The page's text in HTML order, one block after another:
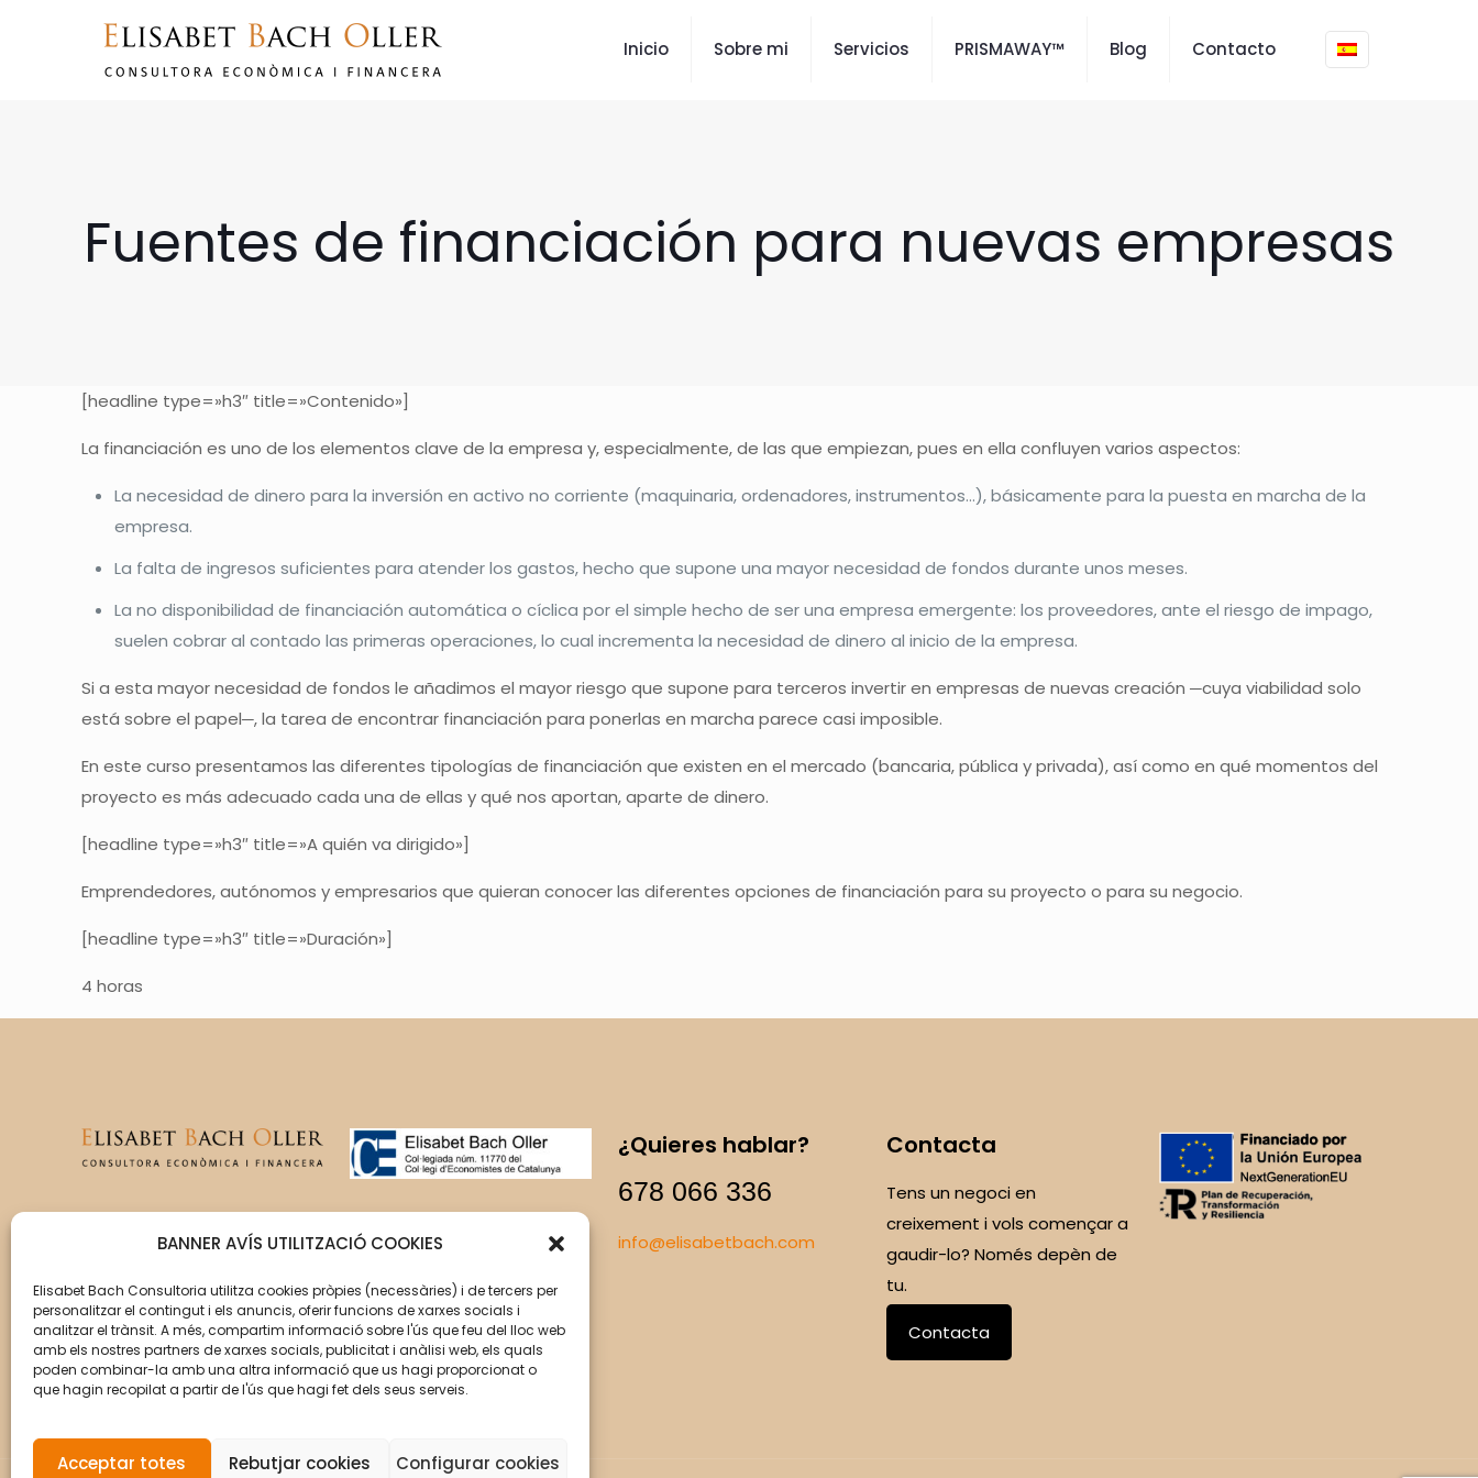
BANNER AVÍS UTILITZACIÓ COOKIES
Elisabet Bach Consultoria utilitza cookies pròpies (necessàries) i de tercers per
personalitzar el contingut i els anuncis, oferir funcions de xarxes socials i
analitzar el trànsit. A més, compartim informació sobre l'ús que feu del lloc web
amb els nostres partners de xarxes socials, publicitat i anàlisi web, els quals
poden combinar-la amb una altra informació que us hagi proporcionat o
que hagin recopilat a partir de l'ús que hagi fet dels seus serveis.
Acceptar totes Rebutjar cookies Configurar cookies
Inicio Sobre mi Servicios PRISMAWAY™ Blog Contacto
Fuentes de financiación para nuevas empresas
[headline type=»h3″ title=»Contenido»]
La financiación es uno de los elementos clave de la empresa y, especialmente, de las que empiezan, pues en ella confluyen varios aspectos:
La necesidad de dinero para la inversión en activo no corriente (maquinaria, ordenadores, instrumentos…), básicamente para la puesta en marcha de la
empresa.
La falta de ingresos suficientes para atender los gastos, hecho que supone una mayor necesidad de fondos durante unos meses.
La no disponibilidad de financiación automática o cíclica por el simple hecho de ser una empresa emergente: los proveedores, ante el riesgo de impago,
suelen cobrar al contado las primeras operaciones, lo cual incrementa la necesidad de dinero al inicio de la empresa.
Si a esta mayor necesidad de fondos le añadimos el mayor riesgo que supone para terceros invertir en empresas de nuevas creación ─cuya viabilidad solo
está sobre el papel─, la tarea de encontrar financiación para ponerlas en marcha parece casi imposible.
En este curso presentamos las diferentes tipologías de financiación que existen en el mercado (bancaria, pública y privada), así como en qué momentos del
proyecto es más adecuado cada una de ellas y qué nos aportan, aparte de dinero.
[headline type=»h3″ title=»A quién va dirigido»]
Emprendedores, autónomos y empresarios que quieran conocer las diferentes opciones de financiación para su proyecto o para su negocio.
[headline type=»h3″ title=»Duración»]
4 horas
del creixement de la teva
empresa perquè aquesta
assoleixi els seus objectius.
¿Quieres hablar?
678 066 336
info@elisabetbach.com
Contacta
Tens un negoci en
creixement i vols començar a
gaudir-lo? Només depèn de
tu.
Contacta